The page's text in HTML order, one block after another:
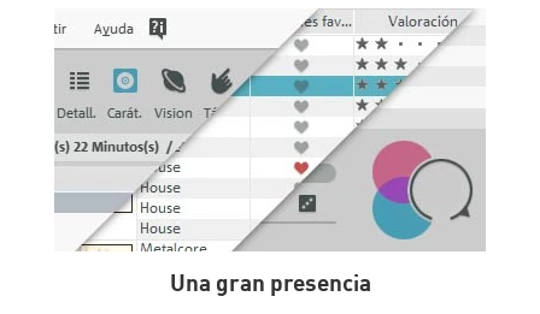
Una gran presencia